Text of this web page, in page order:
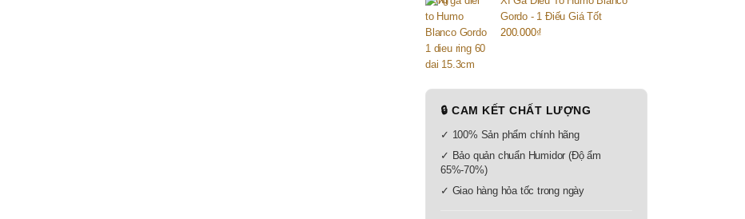
Gordo - 1 Điếu Giá Tốt
200.000₫
🔒 CAM KẾT CHẤT LƯỢNG
✓ 100% Sản phẩm chính hãng
✓ Bảo quản chuẩn Humidor (Độ ẩm
65%-70%)
✓ Giao hàng hỏa tốc trong ngày